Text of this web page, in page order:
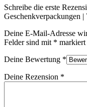
Schreibe die erste
Geschenkverpackungen
Deine E-Mail-Adresse
Felder sind mit * markiert
Deine Bewertung *
Deine Rezension *